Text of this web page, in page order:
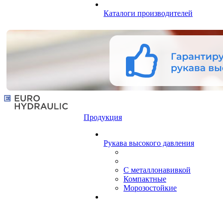
Каталоги производителей
Продукция
Рукава высокого давления
С металлонавивкой
Компактные
Морозостойкие